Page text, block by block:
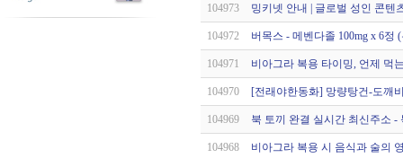
104973 밍키넷 안내 | 글로벌 성인 콘텐
104972 버목스 - 메벤다졸 100mg x 6
104971 비아그라 복용 타이밍, 언제 먹
104970 [전래야한동화] 망량탕건-도깨
104969 북 토끼 완결 실시간 최신주소
104968 비아그라 복용 시 음식과 술의